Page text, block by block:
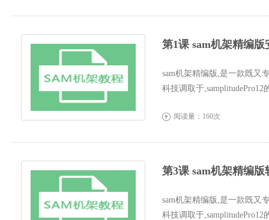
第1课 sam机架精编
sam机架精编版,是一款既又
科技调取于
 阅读量：160次
第3课 sam机架精编
sam机架精编版,是一款既又
科技调取于